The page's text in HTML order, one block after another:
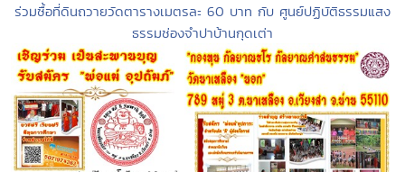
ร่วมซื้อที่ดินถวายวัดตารางเมตรละ 60 บาท กับ ศูนย์ปฏิบัติธรรมแสง
ธรรมช่องจำปาบ้านกุดเต่า